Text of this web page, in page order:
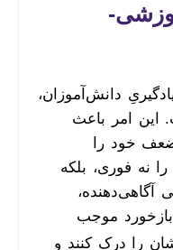
دانش‌آموزان،
این امر باعث
خود را
نه فوری، بلکه
آگاهی‌دهنده،
موجب
را درک کنند و